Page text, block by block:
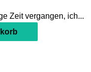
Zeit vergangen, ich...